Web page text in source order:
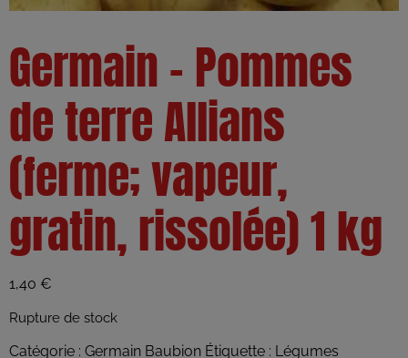
Germain – Pommes
de terre Allians
(ferme; vapeur,
gratin, rissolée) 1 kg
1,40 €
Rupture de stock
Catégorie : Germain Baubion Étiquette : Légumes